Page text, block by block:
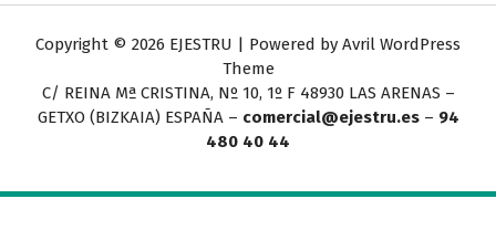
Copyright © 2026 EJESTRU | Powered by Avril WordPress
Theme
C/ REINA Mª CRISTINA, Nº 10, 1º F 48930 LAS ARENAS –
GETXO (BIZKAIA) ESPAÑA – comercial@ejestru.es – 94
480 40 44